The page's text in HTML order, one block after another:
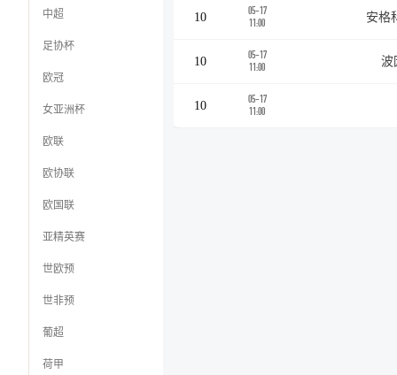
中超
足协杯
欧冠
女亚洲杯
欧联
欧协联
欧国联
亚精英赛
世欧预
世非预
葡超
荷甲
10
05-17
11:00
安格
10
05-17
11:00
波
10
05-17
11:00